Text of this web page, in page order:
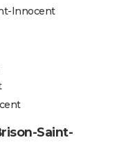
Innocent
Saint-